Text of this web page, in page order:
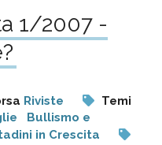
1/2007 -
Riviste
Temi
Bullismo e
in Crescita